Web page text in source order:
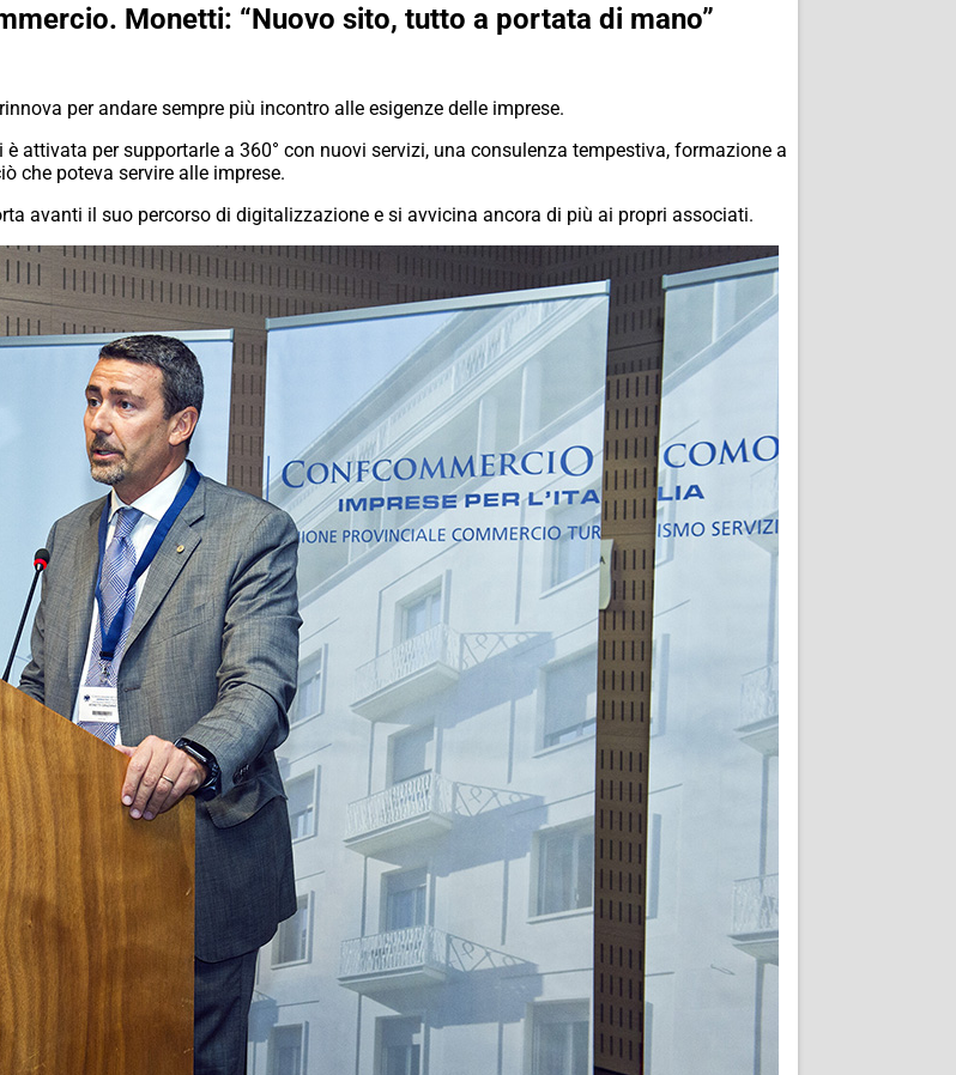
Monetti: “Nuovo sito, tutto a portata di mano”
per andare sempre più incontro alle esigenze delle imprese.
attivata per supportarle a 360° con nuovi servizi, una consulenza tempestiva, formazione a
che poteva servire alle imprese.
avanti il suo percorso di digitalizzazione e si avvicina ancora di più ai propri associati.